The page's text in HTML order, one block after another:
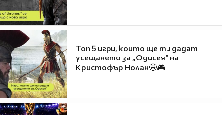
Топ 5 игри, които ще ти дадат
усещането за „Одисея“ на
Кристофър Нолан🤩🎮